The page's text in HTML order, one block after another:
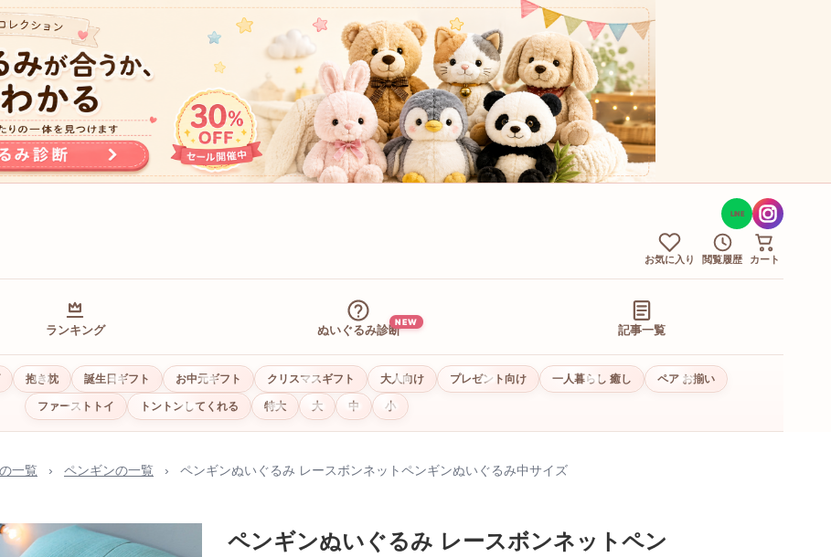
LINE
お気に入り 閲覧履歴 カート
ランキング ぬいぐるみ診断
NEW
記事一覧
抱き枕 誕生日ギフト お中元ギフト クリスマスギフト 大人向け プレゼント向け 一人暮らし 癒し
ペア お揃い
ファーストトイ
トントンしてくれる 特大 大 中 小
一覧 › ペンギンの一覧 › ペンギンぬいぐるみ レースボンネットペンギンぬいぐるみ中サイズ
ペンギンぬいぐるみ レースボンネットペン